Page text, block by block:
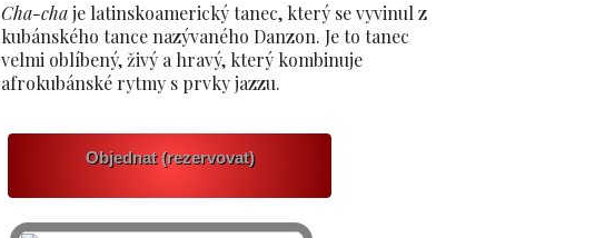
Cha-chaje latinskoamerický tanec, který se vyvinul z
kubánského tance nazývaného Danzon. Je to tanec
velmi oblíbený, živý a hravý, který kombinuje
afrokubánské rytmy s prvky jazzu.
Objednat (rezervovat)